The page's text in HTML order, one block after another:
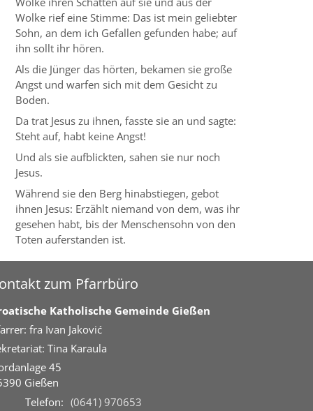
Wolke rief eine Stimme: Das ist mein geliebter
Sohn, an dem ich Gefallen gefunden habe; auf
ihn sollt ihr hören.
Als die Jünger das hörten, bekamen sie große
Angst und warfen sich mit dem Gesicht zu
Boden.
Da trat Jesus zu ihnen, fasste sie an und sagte:
Steht auf, habt keine Angst!
Und als sie aufblickten, sahen sie nur noch
Jesus.
Während sie den Berg hinabstiegen, gebot
ihnen Jesus: Erzählt niemand von dem, was ihr
gesehen habt, bis der Menschensohn von den
Toten auferstanden ist.
zum Pfarrbüro
Katholische Gemeinde Gießen
fra Ivan Jaković
Tina Karaula
45
Gießen
Telefon: (0641) 970653